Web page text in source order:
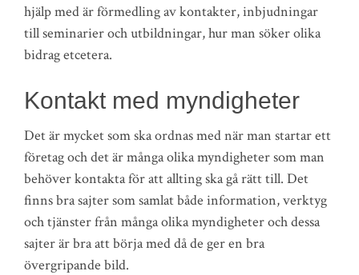
hjälp med är förmedling av kontakter, inbjudningar
till seminarier och utbildningar, hur man söker olika
bidrag etcetera.
Kontakt med myndigheter
Det är mycket som ska ordnas med när man startar ett
företag och det är många olika myndigheter som man
behöver kontakta för att allting ska gå rätt till. Det
finns bra sajter som samlat både information, verktyg
och tjänster från många olika myndigheter och dessa
sajter är bra att börja med då de ger en bra
övergripande bild.